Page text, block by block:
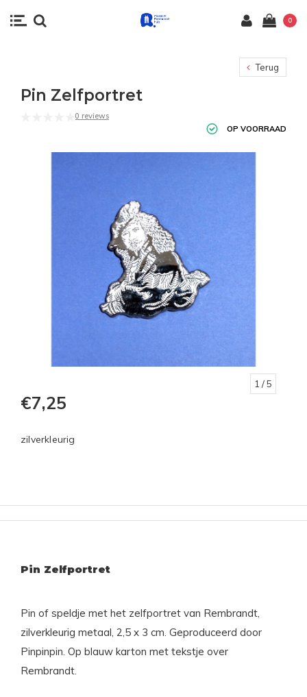
0
Terug
Pin Zelfportret
0 reviews
OP VOORRAAD
1 / 5
€7,25
zilverkleurig
Pin Zelfportret
Pin of speldje met het zelfportret van Rembrandt,
zilverkleurig metaal, 2,5 x 3 cm. Geproduceerd door
Pinpinpin. Op blauw karton met tekstje over
Rembrandt.